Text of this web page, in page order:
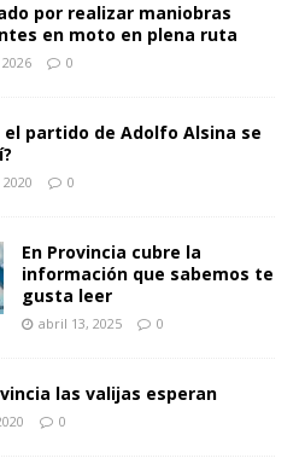
por realizar maniobras
en moto en plena ruta
0
el partido de Adolfo Alsina se
0
En Provincia cubre la
información que sabemos te
gusta leer
abril 13, 2025 0
las valijas esperan
0